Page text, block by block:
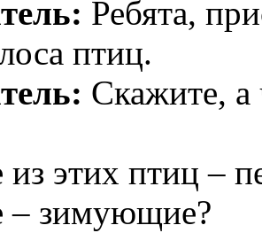
Ребята,
птиц.
Скажите, а
этих птиц –
зимующие?